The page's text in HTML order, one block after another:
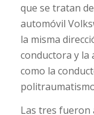
que se tratan
automóvil
la misma
conductora y la
como la
Las tres fueron